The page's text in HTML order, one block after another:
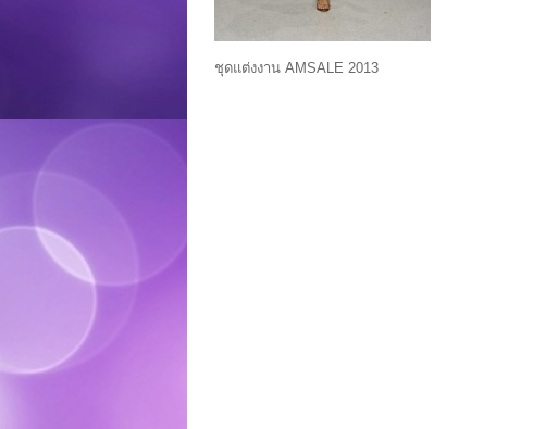
ชุดแต่งงาน AMSALE 2013